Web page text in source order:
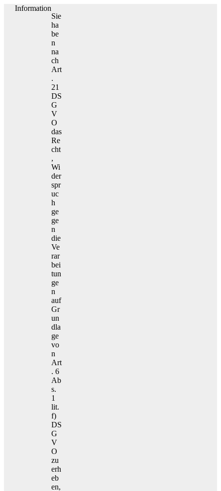
Information
Sie
ha
be
n
na
ch
Art
.
21
DS
G
V
O
das
Re
cht
,
Wi
der
spr
uc
h
ge
ge
n
die
Ve
rar
bei
tun
ge
n
auf
Gr
un
dla
ge
vo
n
Art
. 6
Ab
s.
1
lit.
f)
DS
G
V
O
zu
erh
eb
en,